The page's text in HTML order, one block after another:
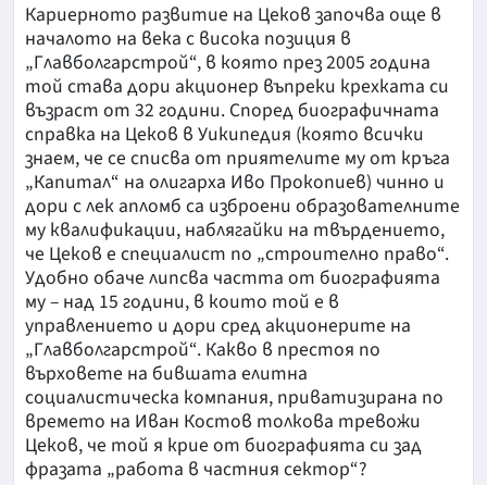
Кариерното развитие на Цеков започва още в
началото на века с висока позиция в
„Главболгарстрой“, в която през 2005 година
той става дори акционер въпреки крехката си
възраст от 32 години. Според биографичната
справка на Цеков в Уикипедия (която всички
знаем, че се списва от приятелите му от кръга
„Капитал“ на олигарха Иво Прокопиев) чинно и
дори с лек апломб са изброени образователните
му квалификации, наблягайки на твърдението,
че Цеков е специалист по „строително право“.
Удобно обаче липсва частта от биографията
му – над 15 години, в които той е в
управлението и дори сред акционерите на
„Главболгарстрой“. Какво в престоя по
върховете на бившата елитна
социалистическа компания, приватизирана по
времето на Иван Костов толкова тревожи
Цеков, че той я крие от биографията си зад
фразата „работа в частния сектор“?